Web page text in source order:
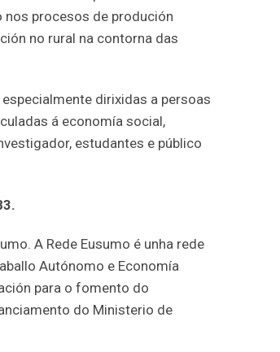
nos procesos de produción
no rural na contorna das
especialmente dirixidas a persoas
á economía social,
estudantes e público
A Rede Eusumo é unha rede
Autónomo e Economía
para o fomento do
do Ministerio de